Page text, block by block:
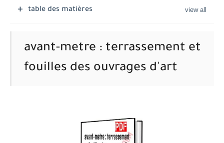
table des matières
avant-metre : terrassement et
fouilles des ouvrages d'art